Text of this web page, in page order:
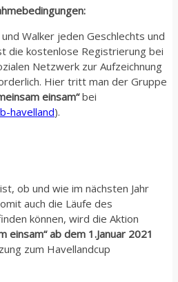
Walker jeden Geschlechts und
die kostenlose Registrierung bei
Netzwerk zur Aufzeichnung
Hier tritt man der Gruppe
einsam“bei
havelland).
ob und wie im nächsten Jahr
auch die Läufe des
können, wird die Aktion
einsam“ab dem 1.Januar 2021
zum Havellandcup